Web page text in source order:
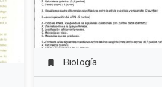
 Biología